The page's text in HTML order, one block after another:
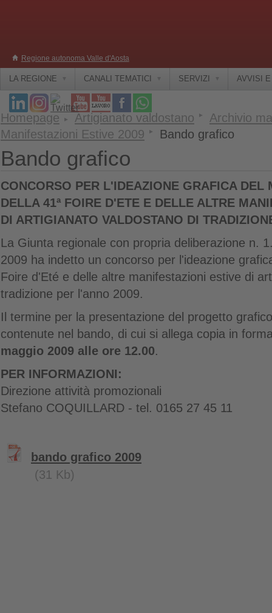
Regione autonoma Valle d'Aosta
LA REGIONE CANALI TEMATICI SERVIZI AVVISI
Homepage Artigianato valdostano
Archivio
Manifestazioni Estive 2009
Bando grafico
Bando grafico
CONCORSO PER L'IDEAZIONE GRAFICA DEL
DELLA 41ª FOIRE D'ETE E DELLE ALTRE
DI ARTIGIANATO VALDOSTANO DI
La Giunta regionale con propria deliberazione n.
2009 ha indetto un concorso per l'ideazione
Foire d'Eté e delle altre manifestazioni estive di
tradizione per l'anno 2009.
Il termine per la presentazione del progetto
contenute nel bando, di cui si allega copia in
maggio 2009 alle ore 12.00.
PER INFORMAZIONI:
Direzione attività promozionali
Stefano COQUILLARD - tel. 0165 27 45 11
bando grafico 2009
(31 Kb)